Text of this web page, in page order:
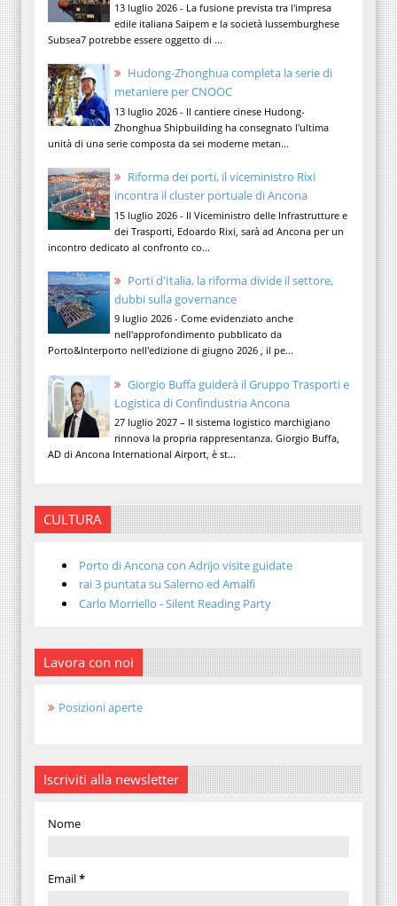
13 luglio 2026 - La fusione prevista tra l'impresa
edile italiana Saipem e la società lussemburghese
Subsea7 potrebbe essere oggetto di ...
Hudong-Zhonghua completa la serie di
metaniere per CNOOC
13 luglio 2026 - Il cantiere cinese Hudong-
Zhonghua Shipbuilding ha consegnato l'ultima
unità di una serie composta da sei moderne metan...
Riforma dei porti, il viceministro Rixi
incontra il cluster portuale di Ancona
15 luglio 2026 - Il Viceministro delle Infrastrutture e
dei Trasporti, Edoardo Rixi, sarà ad Ancona per un
incontro dedicato al confronto co...
Porti d'Italia, la riforma divide il settore,
dubbi sulla governance
9 luglio 2026 - Come evidenziato anche
nell'approfondimento pubblicato da
Porto&Interporto nell'edizione di giugno 2026 , il pe...
Giorgio Buffa guiderà il Gruppo Trasporti e
Logistica di Confindustria Ancona
27 luglio 2027 – Il sistema logistico marchigiano
rinnova la propria rappresentanza. Giorgio Buffa,
AD di Ancona International Airport, è st...
CULTURA
Porto di Ancona con Adrijo visite guidate
rai 3 puntata su Salerno ed Amalfi
Carlo Morriello - Silent Reading Party
Lavora con noi
Posizioni aperte
Iscriviti alla newsletter
Nome
Email*